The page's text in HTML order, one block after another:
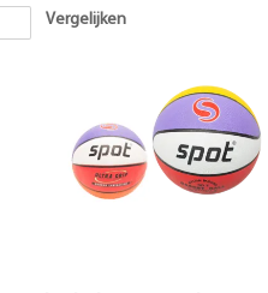
Vergelijken